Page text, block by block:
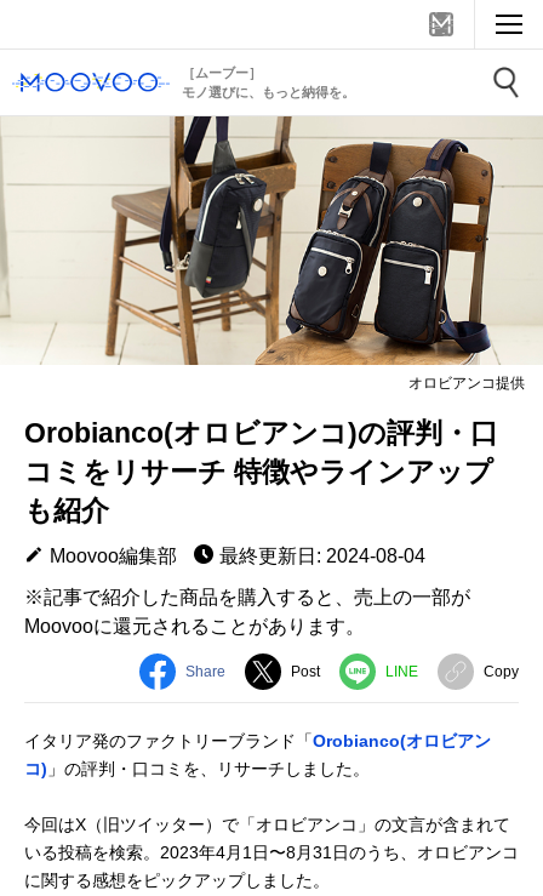
［ムーブー］
モノ選びに、もっと納得を。
オロビアンコ提供
Orobianco(オロビアンコ)の評判・口
コミをリサーチ 特徴やラインアップ
も紹介
Moovoo編集部
最終更新日: 2024-08-04
※記事で紹介した商品を購入すると、売上の一部が
Moovooに還元されることがあります。
Share Post LINE Copy
イタリア発のファクトリーブランド「Orobianco(オロビアン
コ) 」の評判・口コミを、リサーチしました。
今回はX（旧ツイッター）で「オロビアンコ」の文言が含まれて
いる投稿を検索。2023年4月1日〜8月31日のうち、オロビアンコ
に関する感想をピックアップしました。